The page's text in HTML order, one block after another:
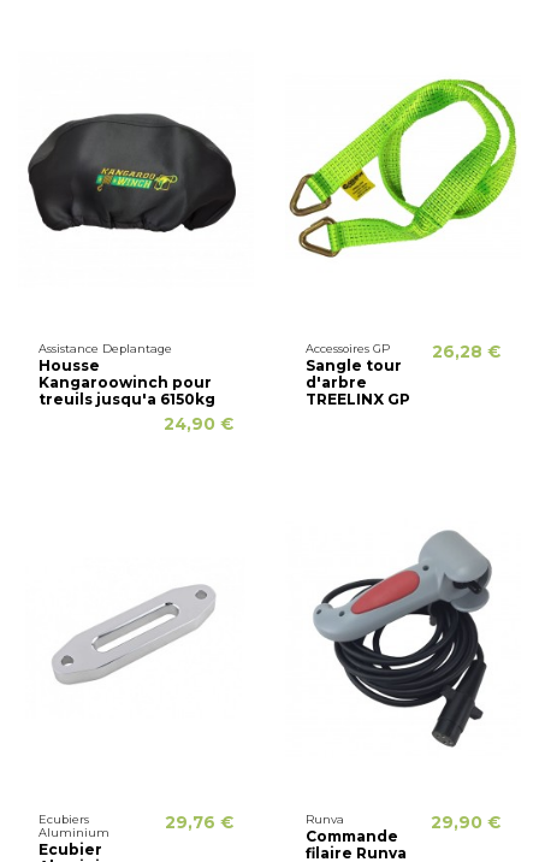
Assistance Deplantage
Housse
Kangaroowinch pour
treuils jusqu'a 6150kg
24,90 €
Accessoires GP
Sangle tour
d'arbre
TREELINX GP
26,28 €
Ecubiers
Aluminium
Ecubier
29,76 € Runva
Commande
filaire Runva
29,90 €